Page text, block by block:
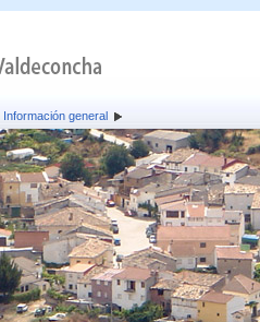
Información general